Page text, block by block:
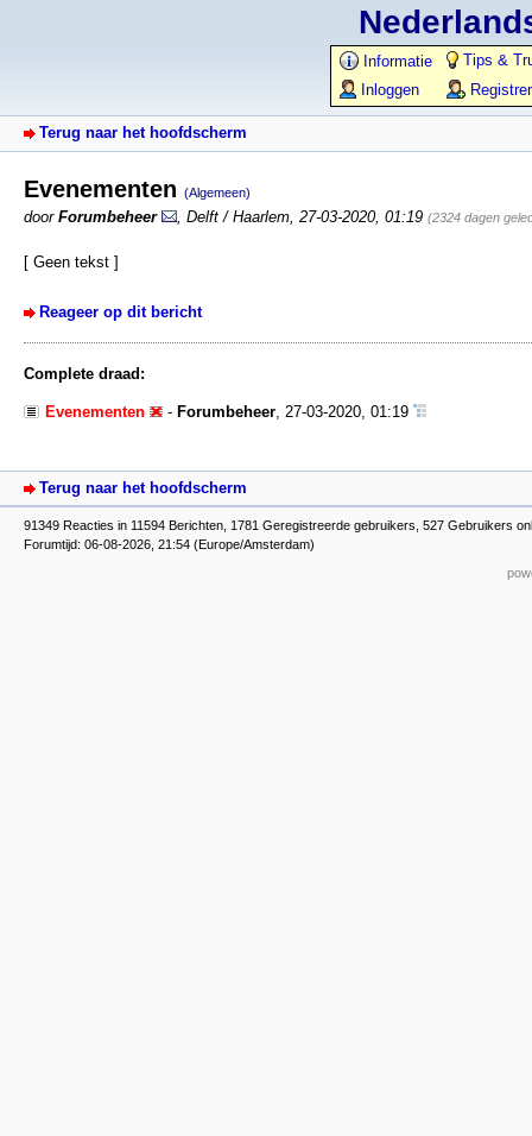
Informatie
Tips &
Inloggen
Terug naar het hoofdscherm
Evenementen (Algemeen)
door Forumbeheer Delft / Haarlem 27-03-2020, 01:19 (2324 dagen
[ Geen tekst ]
Reageer op dit bericht
Complete draad:
Evenementen - Forumbeheer 27-03-2020, 01:19
Terug naar het hoofdscherm
91349 Reacties in 11594 Berichten, 1781 Geregistreerde gebruikers, 527 Gebruikers
Forumtijd: 06-08-2026, 21:54 (Europe/Amsterdam)